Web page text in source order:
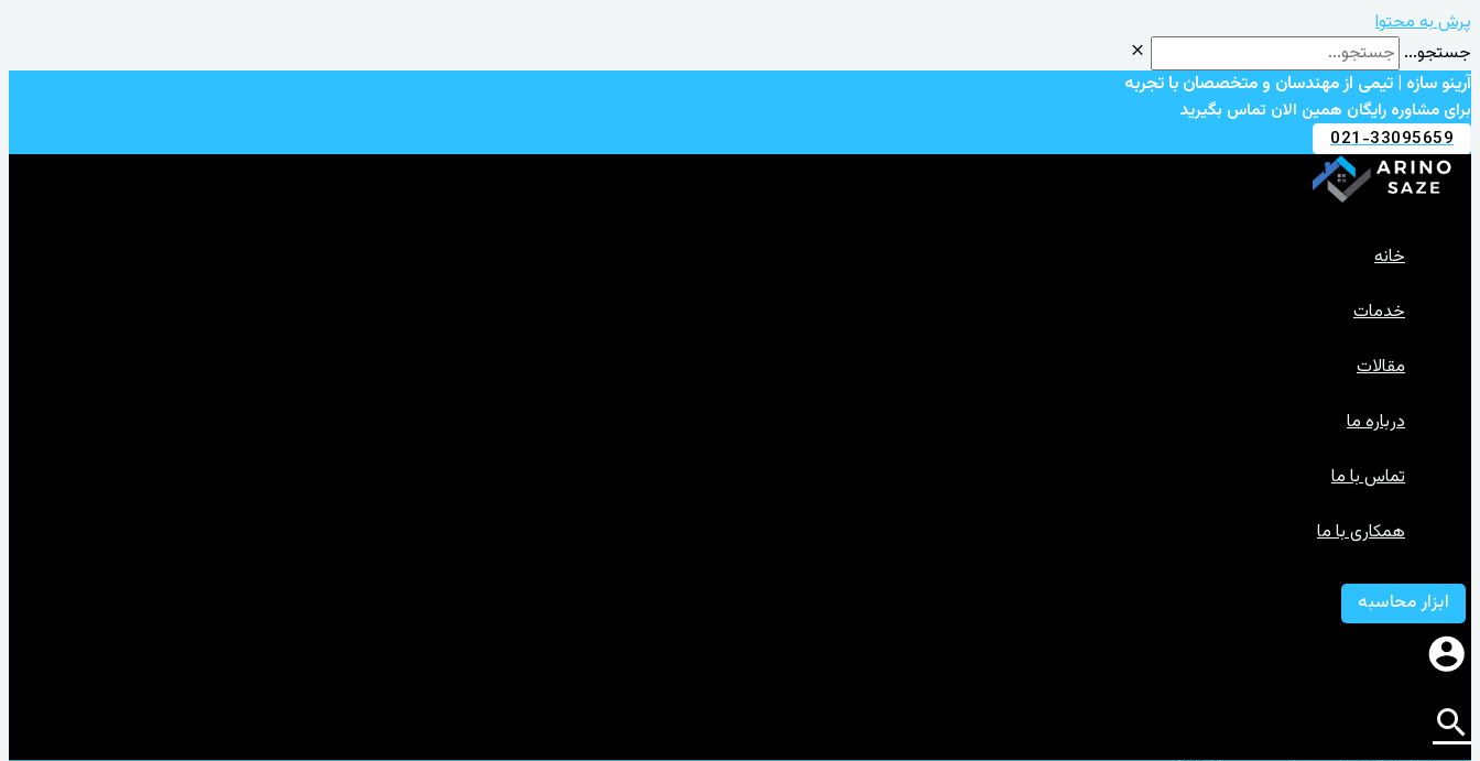
پرش به محتوا
جستجو...
آرینو سازه | تیمی از مهندسان و متخصصان با تجربه
برای مشاوره رایگان همین الان تماس بگیرید
021-33095659
خانه
خدمات
مقالات
درباره ما
تماس با ما
همکاری با ما
ابزار محاسبه